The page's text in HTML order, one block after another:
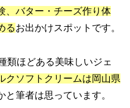
、バター・チーズ作り体
るお出かけスポットです。
類ほどある美味しいジェ
クソフトクリームは岡山県
と筆者は思っています。